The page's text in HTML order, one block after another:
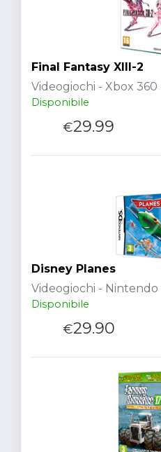
Final Fantasy XIII-2
Videogiochi - Xbox 360
Disponibile
€29.99
Disney Planes
Videogiochi - Nintendo
Disponibile
€29.90